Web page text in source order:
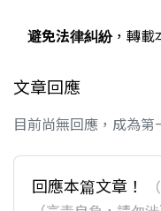
避免法律糾紛，轉載
文章回應
目前尚無回應，成為第
回應本篇文章！